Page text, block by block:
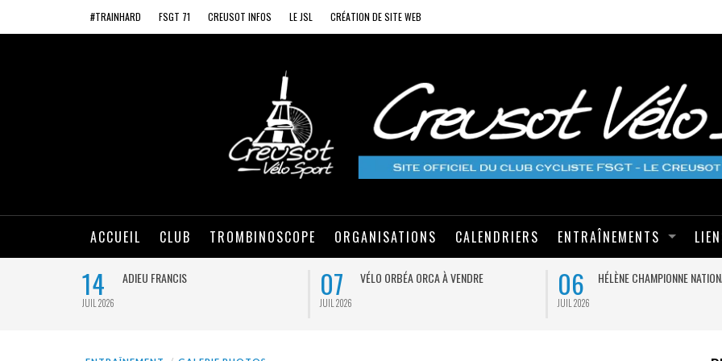
#TRAINHARD FSGT 71 CREUSOT INFOS LE JSL CRÉATION DE SITE WEB
ACCUEIL CLUB TROMBINOSCOPE ORGANISATIONS CALENDRIERS ENTRAÎNEMENTS
14
JUIL 2026
ADIEU FRANCIS 07
JUIL 2026
VÉLO ORBÉA ORCA À VENDRE 06
JUIL 2026
HÉLÈNE CHAMPIONNE